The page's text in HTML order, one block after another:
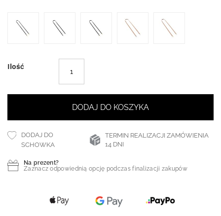
Ilość
DODAJ DO KOSZYKA
DODAJ DO
SCHOWKA
TERMIN REALIZACJI ZAMÓWIENIA
14 DNI
Na prezent?
Zaznacz odpowiednią opcję podczas finalizacji zakupów